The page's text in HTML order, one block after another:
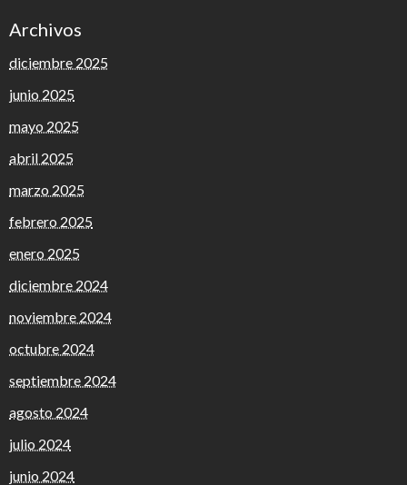
Archivos
diciembre 2025
junio 2025
mayo 2025
abril 2025
marzo 2025
febrero 2025
enero 2025
diciembre 2024
noviembre 2024
octubre 2024
septiembre 2024
agosto 2024
julio 2024
junio 2024